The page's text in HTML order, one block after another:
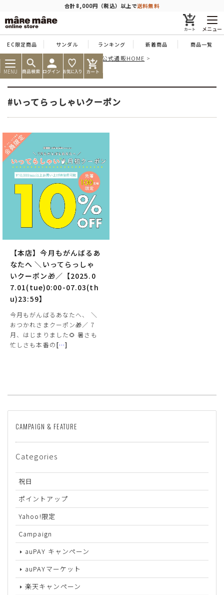
合計8,000円（税込）以上で送料無料
メニュー
EC限定商品 サンダル ランキング 新着商品 商品一覧
MENU
痛くならない靴ならマーレマーレ公式通販HOME
いってらっしゃいクーポン
#いってらっしゃいクーポン
【本店】今月もがんばるあ
なたへ ＼いってらっしゃ
いクーポン🎁／【2025.0
7.01(tue)0:00-07.03(th
u)23:59】
今月もがんばるあなたへ、 ＼
おつかれさまクーポン🎁／ 7
月、はじまりました🌻 暑さも
忙しさも本番の[…]
CAMPAIGN & FEATURE
Categories
祝日
ポイントアップ
Yahoo!限定
Campaign
auPAY キャンペーン
auPAYマーケット
楽天キャンペーン
商品を探す
人気ワード #コンフォート #パンプス #スニーカー
特徴
ブランド
サイズ
絞り込んで検索する